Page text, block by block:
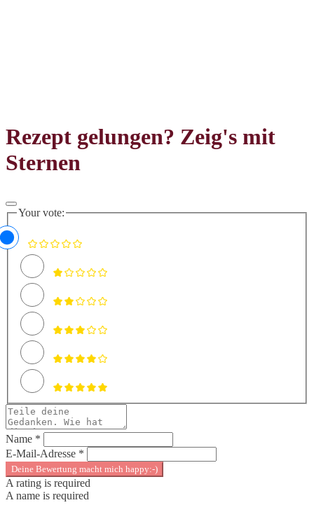
Rezept gelungen? Zeig's mit
Sternen
Your vote:
Name *
E-Mail-Adresse *
Deine Bewertung macht mich happy:-)
A rating is required
A name is required